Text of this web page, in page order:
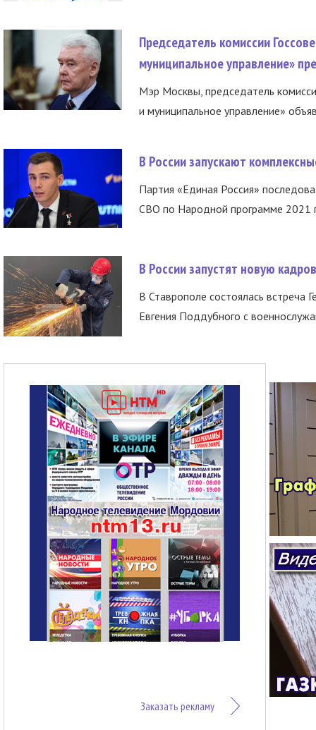
Председатель комиссии
муниципальное управление»
Мэр Москвы, председатель
и муниципальное управление»
В России запускают
Партия «Единая Россия»
СВО по Народной программе 2021
В России запустят новую
В Ставрополе состоялась встреча
Евгения Поддубного с
Заказать рекламу